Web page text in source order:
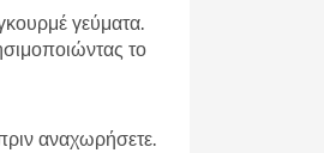
γεύματα.
το
αναχωρήσετε.